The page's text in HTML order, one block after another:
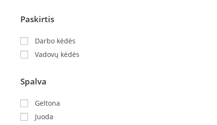
Paskirtis
Darbo kėdės
Vadovų kėdės
Spalva
Geltona
Juoda